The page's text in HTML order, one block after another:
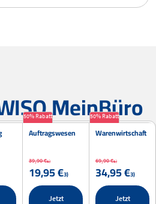
MeinBüro
50% Rabatt
Auftrags­wesen
39,90 €1)
19,95 €3)
Jetzt
50% Rabatt
Waren­wirtschaft
69,90 €1)
34,95 €3)
Jetzt